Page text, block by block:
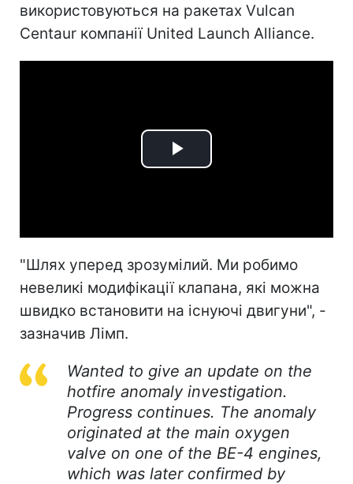
використовуються на ракетах Vulcan
Centaur компанії United Launch Alliance.
Play
"Шлях уперед зрозумілий. Ми робимо
невеликі модифікації клапана, які можна
швидко встановити на існуючі двигуни", -
зазначив Лімп.
Wanted to give an update on the
hotfire anomaly investigation.
Progress continues. The anomaly
originated at the main oxygen
valve on one of the BE-4 engines,
which was later confirmed by